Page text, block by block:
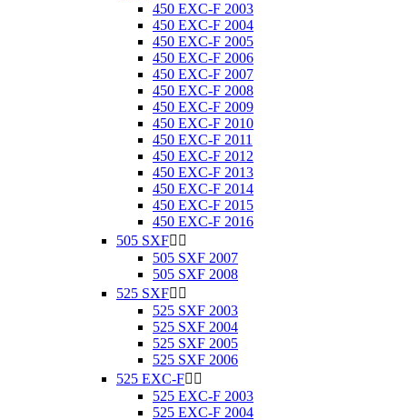
450 EXC-F 2003
450 EXC-F 2004
450 EXC-F 2005
450 EXC-F 2006
450 EXC-F 2007
450 EXC-F 2008
450 EXC-F 2009
450 EXC-F 2010
450 EXC-F 2011
450 EXC-F 2012
450 EXC-F 2013
450 EXC-F 2014
450 EXC-F 2015
450 EXC-F 2016
505 SXF 
505 SXF 2007
505 SXF 2008
525 SXF 
525 SXF 2003
525 SXF 2004
525 SXF 2005
525 SXF 2006
525 EXC-F 
525 EXC-F 2003
525 EXC-F 2004